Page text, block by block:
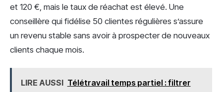
et 120 €, mais le taux de réachat est élevé. Une
conseillère qui fidélise 50 clientes régulières s’assure
un revenu stable sans avoir à prospecter de nouveaux
clients chaque mois.
LIRE AUSSI Télétravail temps partiel : filtrer